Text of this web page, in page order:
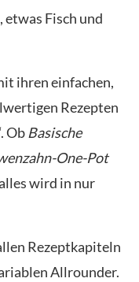
etwas Fisch und
ihren einfachen,
Rezepten
Ob Basische
One-Pot
wird in nur
Rezeptkapiteln
Allrounder.